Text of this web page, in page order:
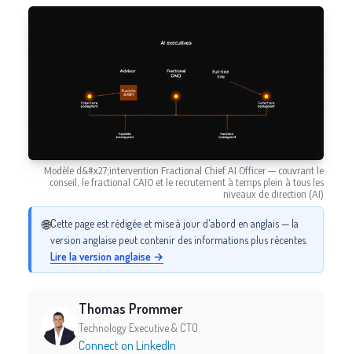
Modèle d&#x27;intervention Fractional Chief AI Officer — couvrant le
conseil, le fractional CAIO et le recrutement à temps plein à tous les
niveaux de direction (AI)
🌐Cette page est rédigée et mise à jour d'abord en anglais — la
version anglaise peut contenir des informations plus récentes.
Lire la version anglaise →
Thomas Prommer
Technology Executive & CTO
Connect on LinkedIn